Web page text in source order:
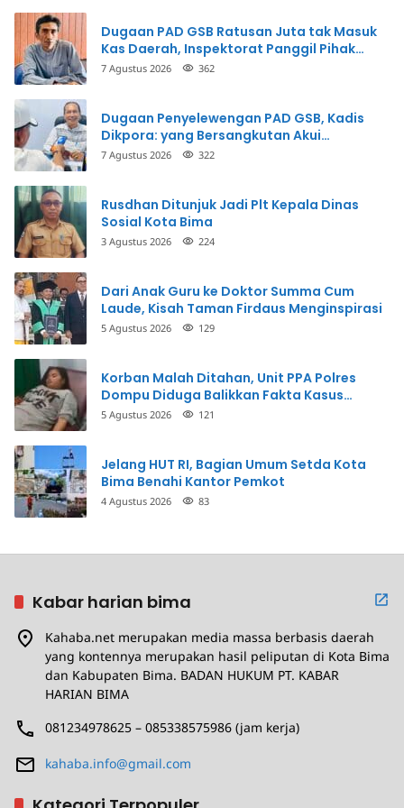
Dugaan PAD GSB Ratusan Juta tak Masuk
Kas Daerah, Inspektorat Panggil Pihak
Terkait
7 Agustus 2026 362
Dugaan Penyelewengan PAD GSB, Kadis
Dikpora: yang Bersangkutan Akui
Perbuatannya dan Siap Mengembalikan
7 Agustus 2026 322
Rusdhan Ditunjuk Jadi Plt Kepala Dinas
Sosial Kota Bima
3 Agustus 2026 224
Dari Anak Guru ke Doktor Summa Cum
Laude, Kisah Taman Firdaus Menginspirasi
5 Agustus 2026 129
Korban Malah Ditahan, Unit PPA Polres
Dompu Diduga Balikkan Fakta Kasus
Penganiayaan
5 Agustus 2026 121
Jelang HUT RI, Bagian Umum Setda Kota
Bima Benahi Kantor Pemkot
4 Agustus 2026 83
Kabar harian bima
Kahaba.net merupakan media massa berbasis daerah
yang kontennya merupakan hasil peliputan di Kota Bima
dan Kabupaten Bima. BADAN HUKUM PT. KABAR
HARIAN BIMA
081234978625 – 085338575986 (jam kerja)
kahaba.info@gmail.com